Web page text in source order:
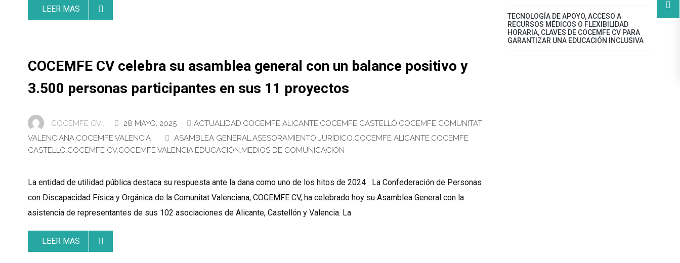
LEER MAS
COCEMFE CV celebra su asamblea general con un balance positivo y
3.500 personas participantes en sus 11 proyectos
COCEMFE CV . 28 MAYO, 2025 ACTUALIDAD,COCEMFE ALICANTE,COCEMFE CASTELLÓ,COCEMFE COMUNITAT
VALENCIANA,COCEMFE VALENCIA ASAMBLEA GENERAL,ASESORAMIENTO JURÍDICO,COCEMFE ALICANTE,COCEMFE
CASTELLÓ,COCEMFE CV,COCEMFE VALENCIA,EDUCACIÓN,MEDIOS DE COMUNICACIÓN
La entidad de utilidad pública destaca su respuesta ante la dana como uno de los hitos de 2024 La Confederación de Personas
con Discapacidad Física y Orgánica de la Comunitat Valenciana, COCEMFE CV, ha celebrado hoy su Asamblea General con la
asistencia de representantes de sus 102 asociaciones de Alicante, Castellón y Valencia. La
LEER MAS
TECNOLOGÍA DE APOYO, ACCESO A
RECURSOS MÉDICOS O FLEXIBILIDAD
HORARIA, CLAVES DE COCEMFE CV PARA
GARANTIZAR UNA EDUCACIÓN INCLUSIVA